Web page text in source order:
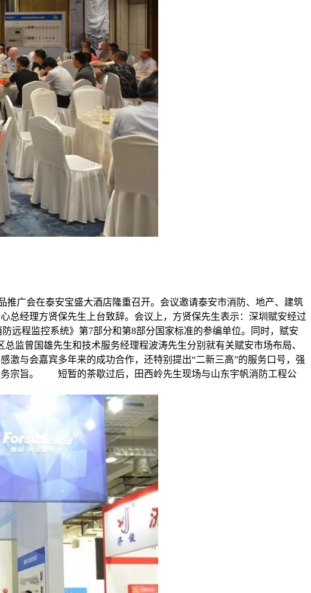
推广会在泰安宝盛大酒店隆重召开。会议邀请泰安市消防、地产、建筑
经理方贤保先生上台致辞。会议上，方贤保先生表示：深圳赋安经过
远程监控系统》第7部分和第8部分国家标准的参编单位。同时，赋安
曾国雄先生和技术服务经理程波涛先生分别就有关赋安市场布局、
与会嘉宾多年来的成功合作，还特别提出“二新三高”的服务口号，强
务宗旨。 短暂的茶歇过后，田西岭先生现场与山东宇帆消防工程公